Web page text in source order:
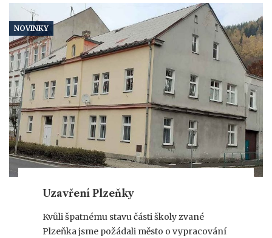
NOVINKY
Uzavření Plzeňky
Kvůli špatnému stavu části školy zvané
Plzeňka jsme požádali město o vypracování